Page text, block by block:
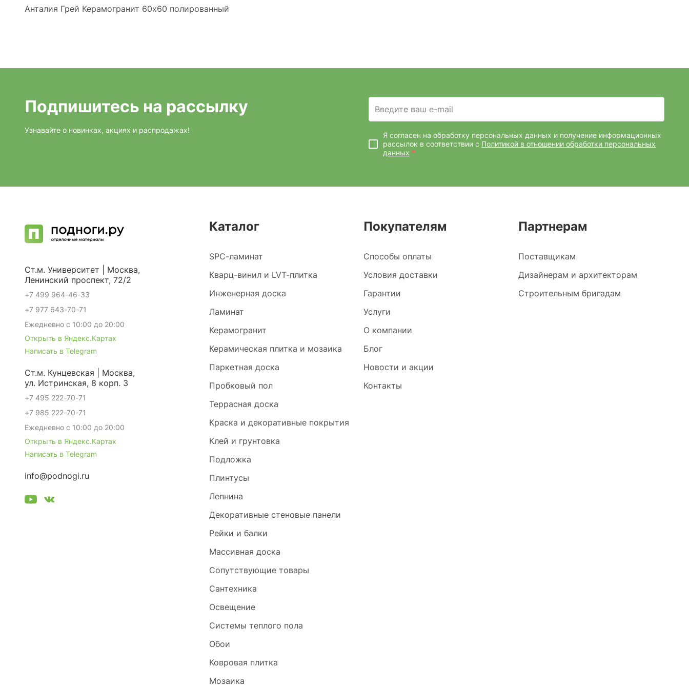
Анталия Грей Керамогранит 60х60 полированный
Подпишитесь на рассылку
Узнавайте о новинках, акциях и распродажах!
Введите ваш e-mail
Я согласен на обработку персональных данных и получение информационных
рассылок в соответствии с Политикой в отношении обработки персональных
данных *
Каталог
SPC-ламинат
Кварц-винил и LVT-плитка
Инженерная доска
Ламинат
Керамогранит
Керамическая плитка и мозаика
Паркетная доска
Пробковый пол
Террасная доска
Краска и декоративные покрытия
Клей и грунтовка
Подложка
Плинтусы
Лепнина
Декоративные стеновые панели
Рейки и балки
Массивная доска
Сопутствующие товары
Сантехника
Освещение
Системы теплого пола
Обои
Ковровая плитка
Мозаика
Покупателям
Способы оплаты
Условия доставки
Гарантии
Услуги
О компании
Блог
Новости и акции
Контакты
Партнерам
Поставщикам
Дизайнерам и архитекторам
Строительным бригадам
Ст.м. Университет | Москва,
Ленинский проспект, 72/2
+7 499 964-46-33
+7 977 643-70-71
Ежедневно с 10:00 до 20:00
Открыть в Яндекс.Картах
Написать в Telegram
Ст.м. Кунцевская | Москва,
ул. Истринская, 8 корп. 3
+7 495 222-70-71
+7 985 222-70-71
Ежедневно с 10:00 до 20:00
Открыть в Яндекс.Картах
Написать в Telegram
info@podnogi.ru